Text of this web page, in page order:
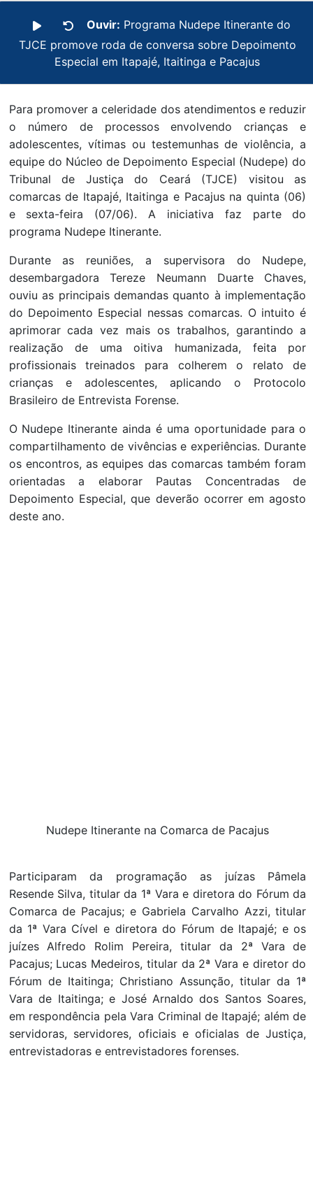
Ouvir: Programa Nudepe Itinerante do
TJCE promove roda de conversa sobre Depoimento
Especial em Itapajé, Itaitinga e Pacajus
Para promover a celeridade dos atendimentos e reduzir
o número de processos envolvendo crianças e
adolescentes, vítimas ou testemunhas de violência, a
equipe do Núcleo de Depoimento Especial (Nudepe) do
Tribunal de Justiça do Ceará (TJCE) visitou as
comarcas de Itapajé, Itaitinga e Pacajus na quinta (06)
e sexta-feira (07/06). A iniciativa faz parte do
programa Nudepe Itinerante.
Durante as reuniões, a supervisora do Nudepe,
desembargadora Tereze Neumann Duarte Chaves,
ouviu as principais demandas quanto à implementação
do Depoimento Especial nessas comarcas. O intuito é
aprimorar cada vez mais os trabalhos, garantindo a
realização de uma oitiva humanizada, feita por
profissionais treinados para colherem o relato de
crianças e adolescentes, aplicando o Protocolo
Brasileiro de Entrevista Forense.
O Nudepe Itinerante ainda é uma oportunidade para o
compartilhamento de vivências e experiências. Durante
os encontros, as equipes das comarcas também foram
orientadas a elaborar Pautas Concentradas de
Depoimento Especial, que deverão ocorrer em agosto
deste ano.
Nudepe Itinerante na Comarca de Pacajus
Participaram da programação as juízas Pâmela
Resende Silva, titular da 1ª Vara e diretora do Fórum da
Comarca de Pacajus; e Gabriela Carvalho Azzi, titular
da 1ª Vara Cível e diretora do Fórum de Itapajé; e os
juízes Alfredo Rolim Pereira, titular da 2ª Vara de
Pacajus; Lucas Medeiros, titular da 2ª Vara e diretor do
Fórum de Itaitinga; Christiano Assunção, titular da 1ª
Vara de Itaitinga; e José Arnaldo dos Santos Soares,
em respondência pela Vara Criminal de Itapajé; além de
servidoras, servidores, oficiais e oficialas de Justiça,
entrevistadoras e entrevistadores forenses.